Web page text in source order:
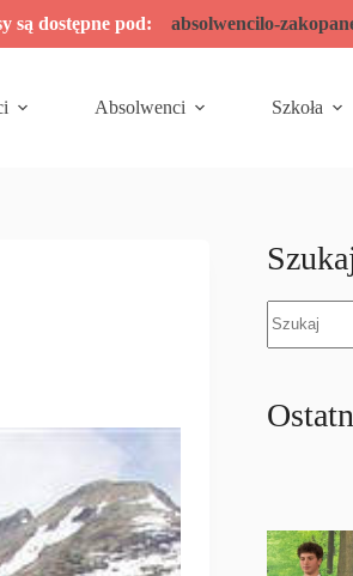
są dostępne pod: absolwencilo-
Absolwenci Szkoła
wyników